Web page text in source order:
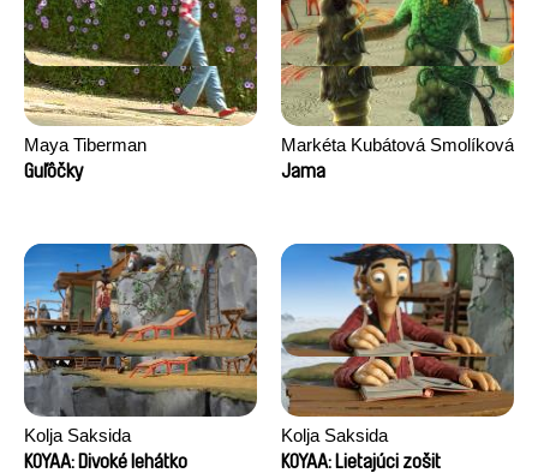
Maya Tiberman
Guľôčky
Markéta Kubátová Smolíková
Jama
Kolja Saksida
KOYAA: Divoké lehátko
Kolja Saksida
KOYAA: Lietajúci zošit